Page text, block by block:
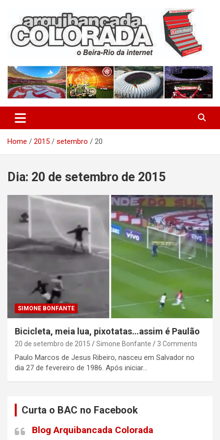
content
Arquibancada Colorada
Home 2015 setembro 20
Dia: 20 de setembro de 2015
SIMONE BONFANTE
Bicicleta, meia lua, pixotatas…assim é Paulão
20 de setembro de 2015 Simone Bonfante 3 Comments
Paulo Marcos de Jesus Ribeiro, nasceu em Salvador no
dia 27 de fevereiro de 1986. Após iniciar…
Curta o BAC no Facebook
Blog Arquibancada Colorada